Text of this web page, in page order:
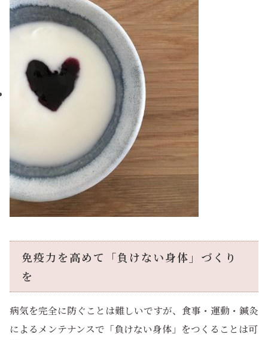
免疫力を高めて「負けない身体」づくり
を
病気を完全に防ぐことは難しいですが、食事・運動・鍼灸
によるメンテナンスで「負けない身体」をつくることは可